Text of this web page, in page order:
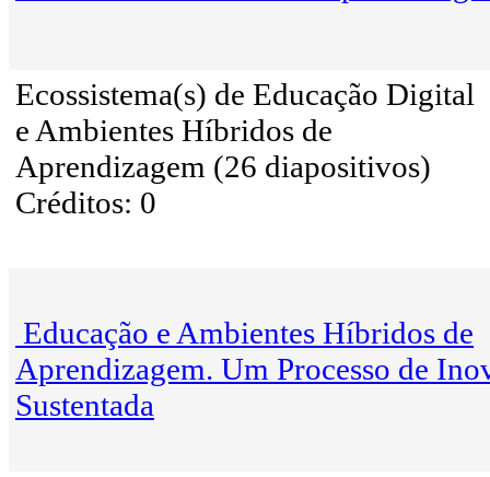
Ecossistema(s) de Educação Digital
e Ambientes Híbridos de
Aprendizagem (26 diapositivos)
Créditos: 0
Educação e Ambientes Híbridos de
Aprendizagem. Um Processo de
Sustentada